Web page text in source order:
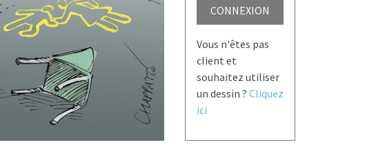
CONNEXION
Vous n'êtes pas
client et
souhaitez utiliser
un dessin ? Cliquez
ici